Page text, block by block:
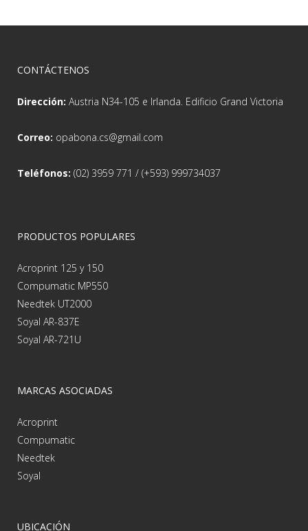
CONTÁCTENOS
Dirección: Austria N34-105 e Irlanda. Edificio Grand Victoria
Correo: opabona.cs@gmail.com
Teléfonos: (02) 3959 771 / (+593) 999734037
PRODUCTOS POPULARES
Acroprint 125 y 150
Compumatic MP550
Needtek UT2000
Soyal AR-837E
Soyal AR-721U
MARCAS ASOCIADAS
Acroprint
Compumatic
Needtek
Soyal
UBICACIÓN